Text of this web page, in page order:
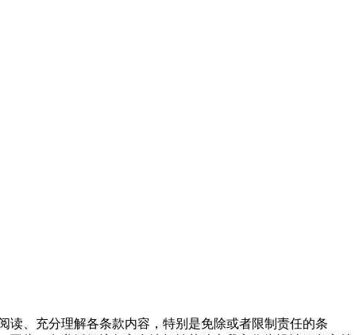
读、充分理解各条款内容，特别是免除或者限制责任的条